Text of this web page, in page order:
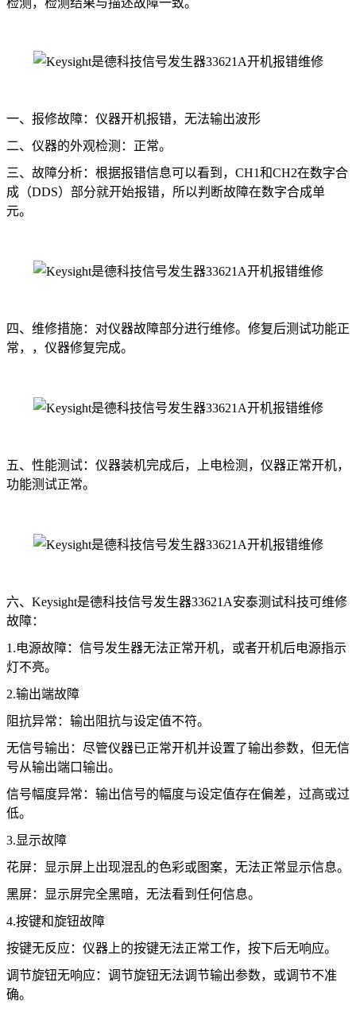
检测，检测结果与描述故障一致。
一、报修故障：仪器开机报错，无法输出波形
二、仪器的外观检测：正常。
三、故障分析：根据报错信息可以看到，CH1和CH2在数字合
成（DDS）部分就开始报错，所以判断故障在数字合成单
元。
四、维修措施：对仪器故障部分进行维修。修复后测试功能正
常，，仪器修复完成。
五、性能测试：仪器装机完成后，上电检测，仪器正常开机，
功能测试正常。
六、Keysight是德科技信号发生器33621A安泰测试科技可维修
故障：
1.电源故障：信号发生器无法正常开机，或者开机后电源指示
灯不亮。
2.输出端故障
阻抗异常：输出阻抗与设定值不符。
无信号输出：尽管仪器已正常开机并设置了输出参数，但无信
号从输出端口输出。
信号幅度异常：输出信号的幅度与设定值存在偏差，过高或过
低。
3.显示故障
花屏：显示屏上出现混乱的色彩或图案，无法正常显示信息。
黑屏：显示屏完全黑暗，无法看到任何信息。
4.按键和旋钮故障
按键无反应：仪器上的按键无法正常工作，按下后无响应。
调节旋钮无响应：调节旋钮无法调节输出参数，或调节不准
确。